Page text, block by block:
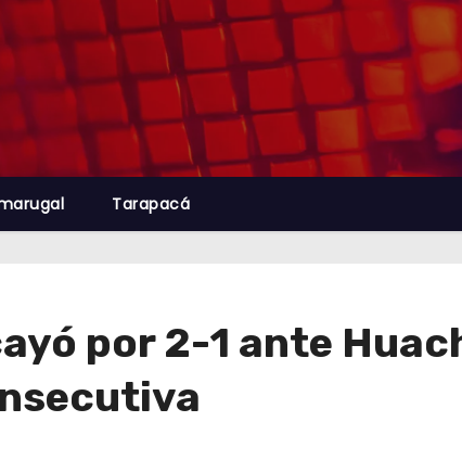
Tarapacá
por 2-1 ante